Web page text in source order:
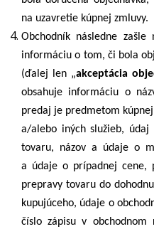
na uzavretie kúpnej zmluvy.
Obchodník následne
informáciu o tom, či bola
(ďalej len „akceptácia
obsahuje informáciu o
predaj je predmetom
a/alebo iných služieb,
tovaru, názov a údaje o
a údaje o prípadnej cene,
prepravy tovaru do
kupujúceho, údaje o
číslo zápisu v